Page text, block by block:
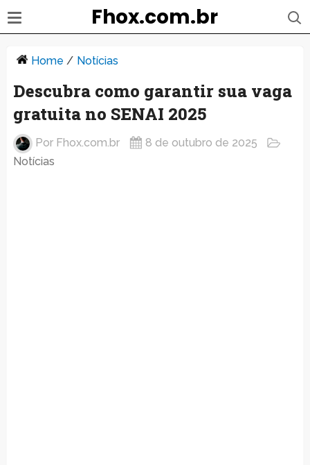
Fhox.com.br
Home / Notícias
Descubra como garantir sua vaga
gratuita no SENAI 2025
Por Fhox.com.br
8 de outubro de 2025
Notícias